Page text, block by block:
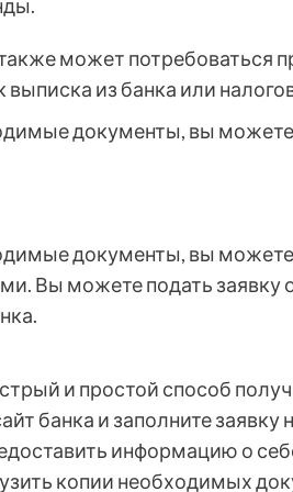
может потребоваться
из банка или
документы, вы
документы, вы можете
Вы можете подать заявку
и простой способ
банка и заполните заявку
информацию о
копии необходимых